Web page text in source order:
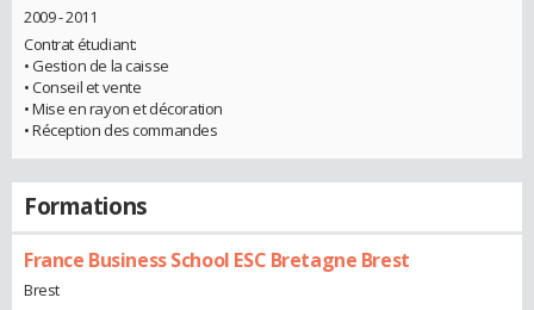
2009 - 2011
Contrat étudiant:
• Gestion de la caisse
• Conseil et vente
• Mise en rayon et décoration
• Réception des commandes
Formations
France Business School ESC Bretagne Brest
Brest